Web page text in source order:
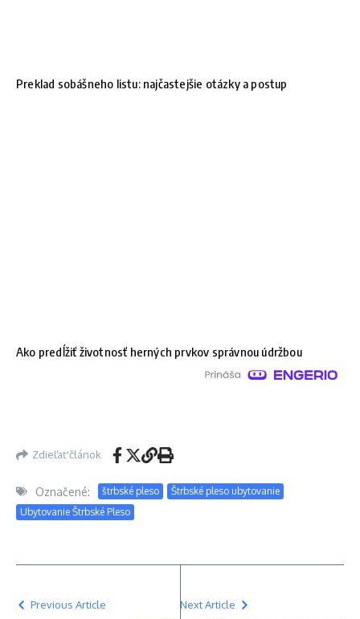
Preklad sobášneho listu: najčastejšie otázky a postup
Ako predĺžiť životnosť herných prvkov správnou údržbou
Zdieľať článok
Označené: štrbské pleso
Štrbské pleso ubytovanie
Ubytovanie Štrbské Pleso
Previous Article Next Article